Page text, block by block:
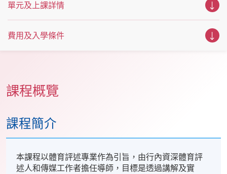
單元及上課詳情
費用及入學條件
課程概覽
課程簡介
本課程以體育評述專業作為引旨，由行內資深體育評
述人和傳媒工作者擔任導師，目標是透過講解及實